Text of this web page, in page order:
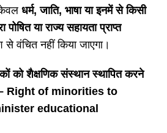
धर्म, जाति, भाषा या इनमें से किसी
पोषित या राज्य सहायता प्राप्त
वंचित नहीं किया जाएगा।
को शैक्षणिक संस्थान स्थापित करने
– Right of minorities to
educational